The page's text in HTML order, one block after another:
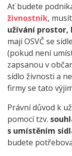
Ať budete
živnostník,
užívání prostor,
mají OSVČ se
(pokud není
zapsanou v
sídlo živnosti a
firmy se tato
Právní důvod k
pomocí tzv.
s umístěním
budete